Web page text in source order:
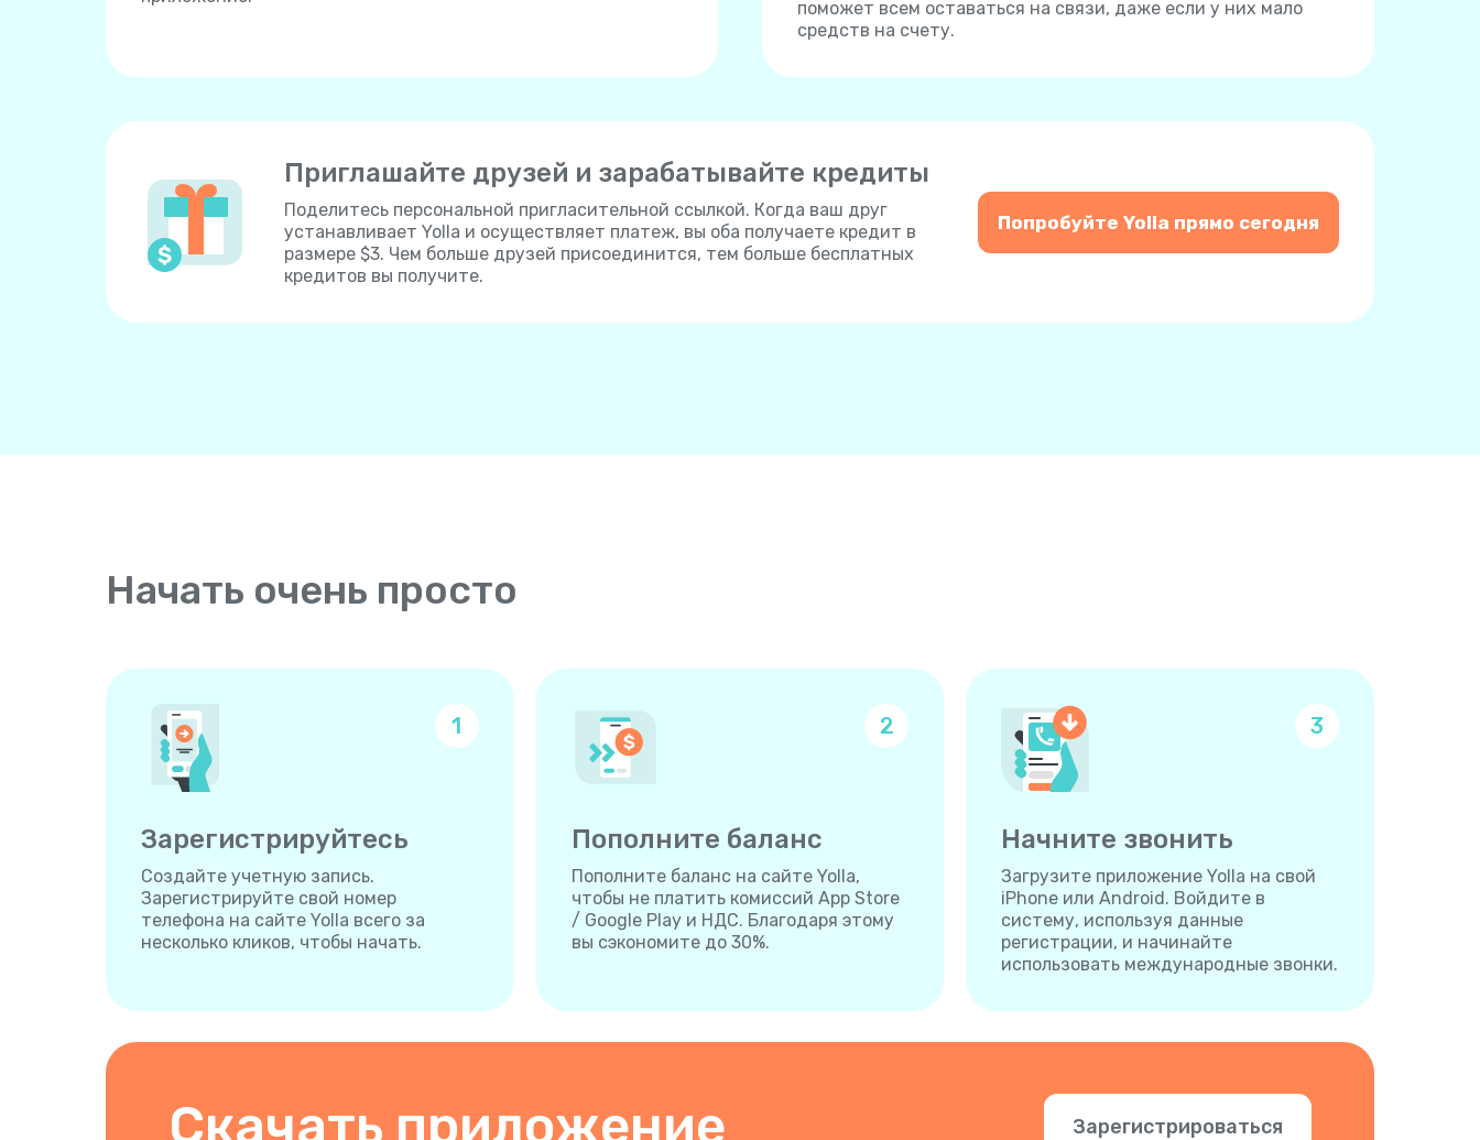
поможет всем оставаться на связи, даже если у них мало
средств на счету.
Приглашайте друзей и зарабатывайте кредиты
Поделитесь персональной пригласительной ссылкой. Когда ваш друг
устанавливает Yolla и осуществляет платеж, вы оба получаете кредит в
размере $3. Чем больше друзей присоединится, тем больше бесплатных
кредитов вы получите.
Попробуйте Yolla прямо сегодня
Начать очень просто
1
Зарегистрируйтесь
Создайте учетную запись.
Зарегистрируйте свой номер
телефона на сайте Yolla всего за
несколько кликов, чтобы начать.
2
Пополните баланс
Пополните баланс на сайте Yolla,
чтобы не платить комиссий App Store
/ Google Play и НДС. Благодаря этому
вы сэкономите до 30%.
3
Начните звонить
Загрузите приложение Yolla на свой
iPhone или Android. Войдите в
систему, используя данные
регистрации, и начинайте
использовать международные звонки.
Скачать приложение Зарегистрироваться